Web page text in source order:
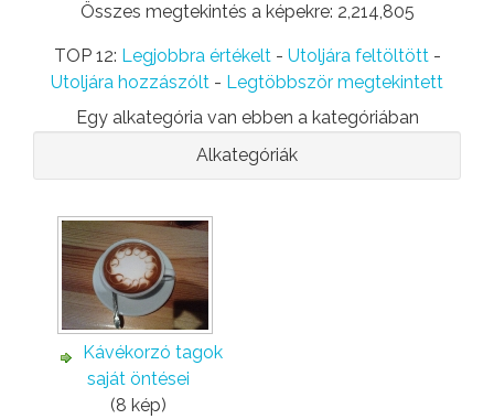
Összes megtekintés a képekre: 2,214,805
TOP 12: Legjobbra értékelt- Utoljára feltöltött-
Utoljára hozzászólt - Legtöbbször megtekintett
Egy alkategória van ebben a kategóriában
Alkategóriák
Kávékorzó tagok
saját öntései
(8 kép)